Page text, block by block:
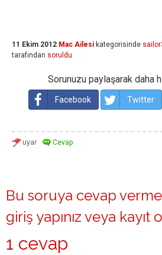
11 Ekim 2012 Mac Ailesi kategorisinde
tarafından soruldu
Sorunuzu paylaşarak daha
Facebook Twitter
Bu soruya cevap
giriş yapınız veya kayıt
1 cevap